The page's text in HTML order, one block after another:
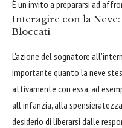
È un invito a prepararsi ad
Interagire con la
Bloccati
L'azione del sognatore
importante quanto la neve
attivamente con essa, ad
all'infanzia, alla
desiderio di liberarsi dalle